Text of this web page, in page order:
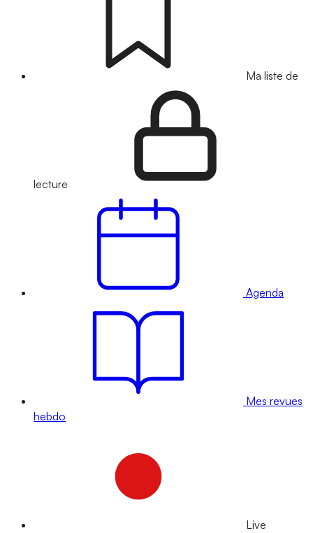
Ma liste de
lecture
Agenda
Mes revues
hebdo
Live